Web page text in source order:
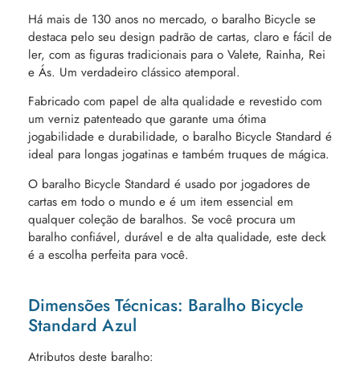
Há mais de 130 anos no mercado, o baralho Bicycle se
destaca pelo seu design padrão de cartas, claro e fácil de
ler, com as figuras tradicionais para o Valete, Rainha, Rei
e Ás. Um verdadeiro clássico atemporal.
Fabricado com papel de alta qualidade e revestido com
um verniz patenteado que garante uma ótima
jogabilidade e durabilidade, o baralho Bicycle Standard é
ideal para longas jogatinas e também truques de mágica.
O baralho Bicycle Standard é usado por jogadores de
cartas em todo o mundo e é um item essencial em
qualquer coleção de baralhos. Se você procura um
baralho confiável, durável e de alta qualidade, este deck
é a escolha perfeita para você.
Dimensões Técnicas: Baralho Bicycle
Standard Azul
Atributos deste baralho: